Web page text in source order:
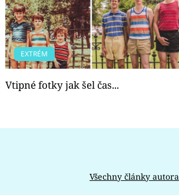
EXTRÉM
Vtipné fotky jak šel čas...
Všechny články autora